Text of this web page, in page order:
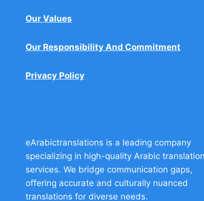
Our Values
Our Responsibility And Commitment
Privacy Policy
eArabictranslations is a leading company
specializing in high-quality Arabic translation
services. We bridge communication gaps,
offering accurate and culturally nuanced
translations for diverse needs.